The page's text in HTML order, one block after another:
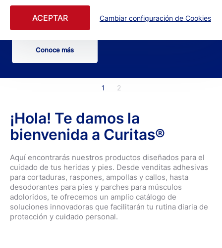
1 2
Aquí encontrarás nuestros productos diseñados para el
cuidado de tu piel.
Conoce más
¡Hola! Te damos la
bienvenida a Curitas®
Aquí encontrarás nuestros productos diseñados para el
cuidado de tus heridas y pies. Desde venditas adhesivas
para cortaduras, raspones, ampollas y callos, hasta
desodorantes para pies y parches para músculos
adoloridos, te ofrecemos un amplio catálogo de
soluciones innovadoras que facilitarán tu rutina diaria de
protección y cuidado personal.
ACEPTAR Cambiar configuración de Cookies